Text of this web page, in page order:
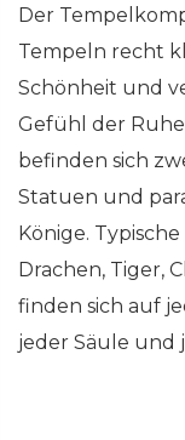
Der
Tempeln recht
Schönheit und
Gefühl der
befinden sich
Statuen und
Könige.
Drachen, Tiger,
finden sich auf
jeder Säule und